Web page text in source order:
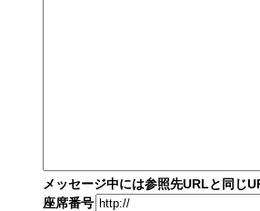
メッセージ中には参照先URLと同じ
座席番号